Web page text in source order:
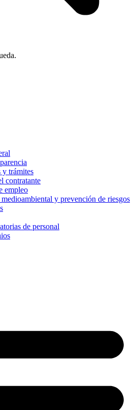
y trámites
contratante
empleo
y prevención de riesgos
de personal